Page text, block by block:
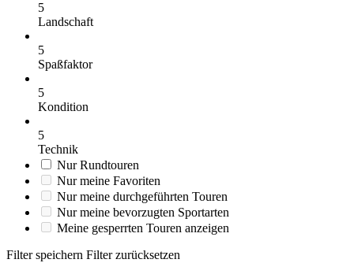
5
Landschaft
5
Spaßfaktor
5
Kondition
5
Technik
Nur Rundtouren
Nur meine Favoriten
Nur meine durchgeführten Touren
Nur meine bevorzugten Sportarten
Meine gesperrten Touren anzeigen
Filter speichern Filter zurücksetzen